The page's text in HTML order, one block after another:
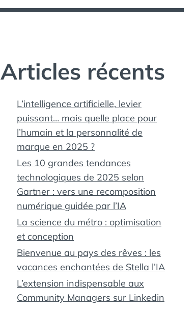
Articles récents
L’intelligence artificielle, levier
puissant… mais quelle place pour
l’humain et la personnalité de
marque en 2025 ?
Les 10 grandes tendances
technologiques de 2025 selon
Gartner : vers une recomposition
numérique guidée par l’IA
La science du métro : optimisation
et conception
Bienvenue au pays des rêves : les
vacances enchantées de Stella l’IA
L’extension indispensable aux
Community Managers sur Linkedin